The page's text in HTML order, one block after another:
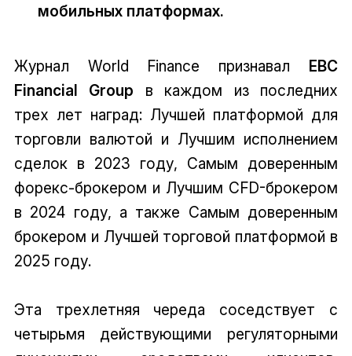
мобильных платформах.
Журнал World Finance признавал
EBC
Financial Group в каждом из последних
трех лет наград: Лучшей платформой для
торговли валютой и Лучшим исполнением
сделок в 2023 году, Самым доверенным
форекс-брокером и Лучшим CFD-брокером
в 2024 году, а также Самым доверенным
брокером и Лучшей торговой платформой в
2025 году.
Эта трехлетняя череда соседствует с
четырьмя действующими регуляторными